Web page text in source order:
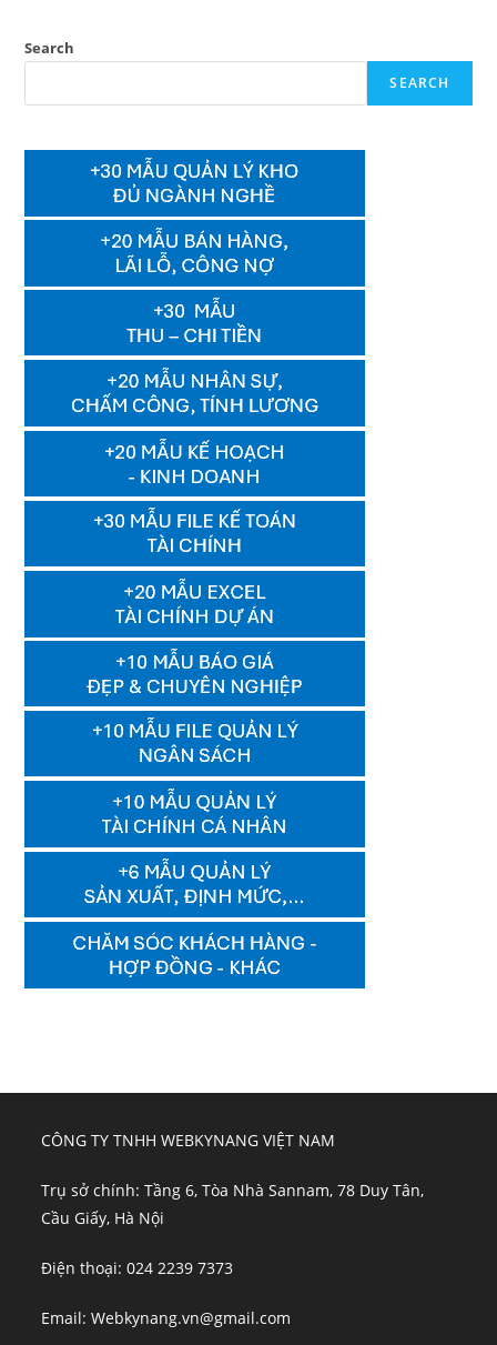
Search
SEARCH
CÔNG TY TNHH WEBKYNANG VIỆT NAM
Trụ sở chính: Tầng 6, Tòa Nhà Sannam, 78 Duy Tân,
Cầu Giấy, Hà Nội
Điện thoại: 024 2239 7373
Email: Webkynang.vn@gmail.com